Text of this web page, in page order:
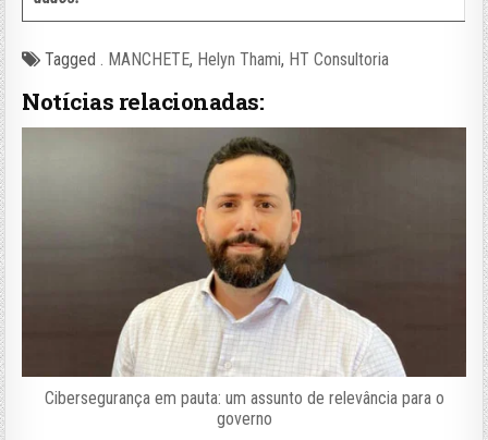
Tagged. MANCHETE, Helyn Thami, HT Consultoria
Notícias relacionadas:
Cibersegurança em pauta: um assunto de relevância para o
governo